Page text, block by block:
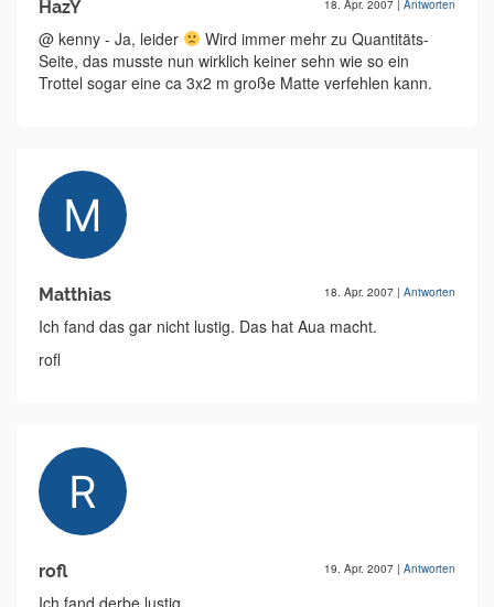
HazY 18. Apr. 2007 | Antworten
@ kenny - Ja, leider
Wird immer mehr zu Quantitäts-
Seite, das musste nun wirklich keiner sehn wie so ein
Trottel sogar eine ca 3x2 m große Matte verfehlen kann.
Matthias 18. Apr. 2007 | Antworten
Ich fand das gar nicht lustig. Das hat Aua macht.
rofl
rofl 19. Apr. 2007 | Antworten
Ich fand derbe lustig...